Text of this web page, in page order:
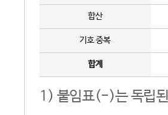
합산
기호 중복
합계
1) 붙임표(-)는 독립된